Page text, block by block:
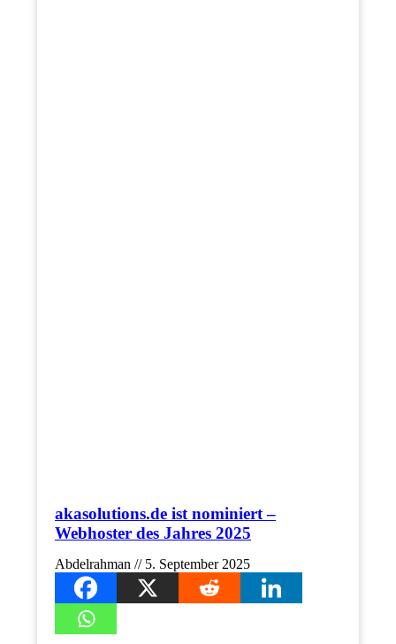
akasolutions.de ist nominiert –
Webhoster des Jahres 2025
Abdelrahman 5. September 2025